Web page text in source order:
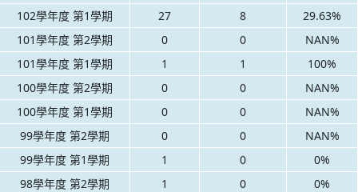
102學年度 第1學期
27 8
29.63%
101學年度 第2學期
0 0
NAN%
101學年度 第1學期
1 1
100%
100學年度 第2學期
0 0
NAN%
100學年度 第1學期
0 0
NAN%
99學年度 第2學期
0 0
NAN%
99學年度 第1學期
1 0
0%
98學年度 第2學期
1 0
0%